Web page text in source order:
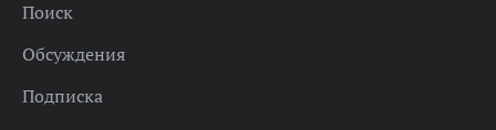
Поиск
Обсуждения
Подписка